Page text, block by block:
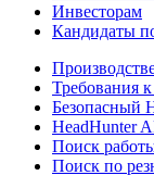
Инвесторам
Кандидаты
Требования
Безопасный
HeadHunter
Поиск
Поиск по